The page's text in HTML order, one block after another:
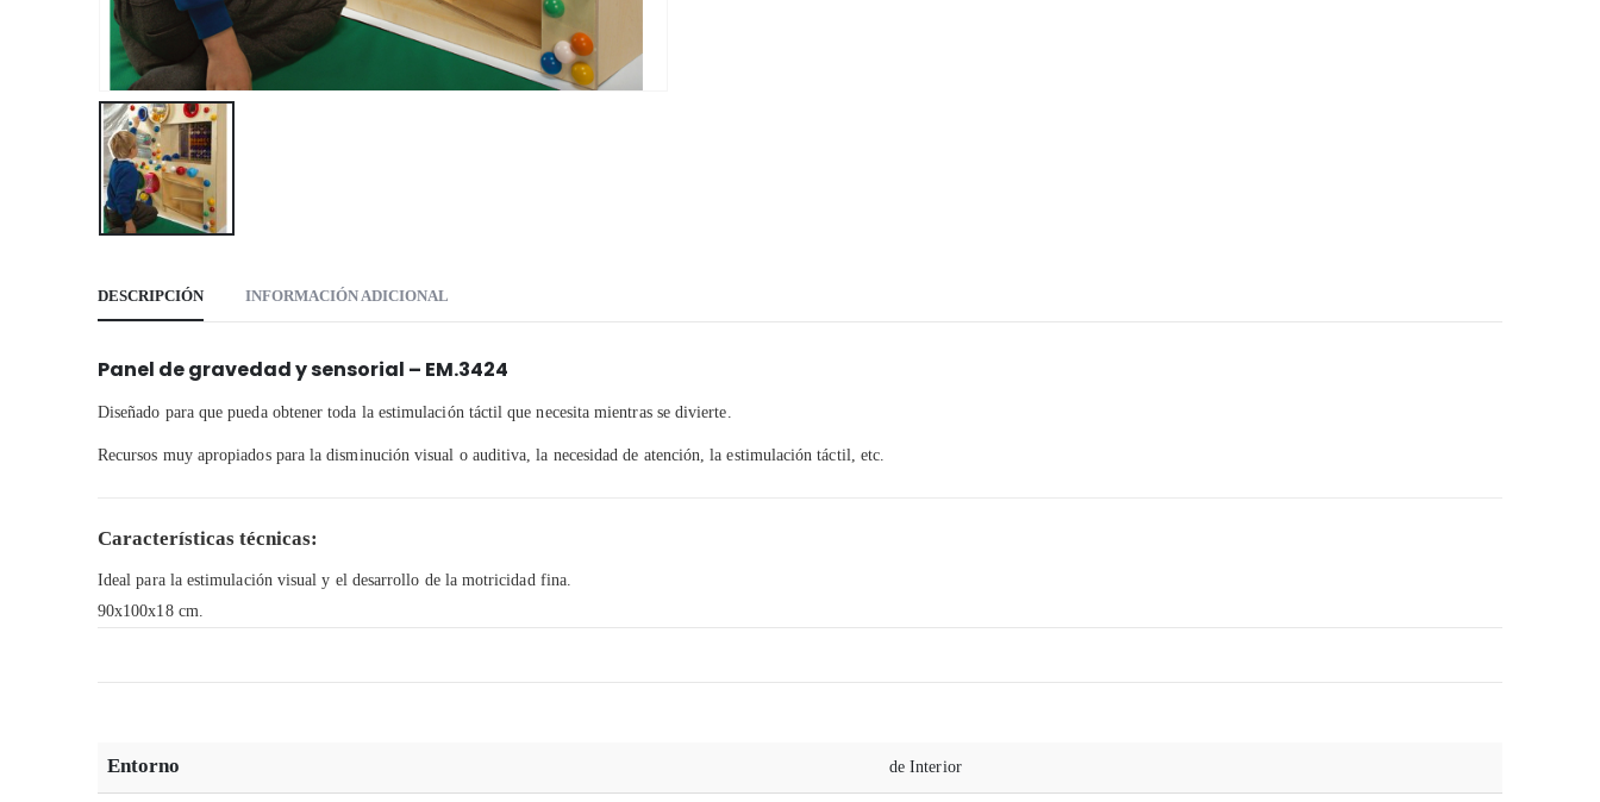
DESCRIPCIÓN INFORMACIÓN ADICIONAL
Panel de gravedad y sensorial – EM.3424
Diseñado para que pueda obtener toda la estimulación táctil que necesita mientras se divierte.
Recursos muy apropiados para la disminución visual o auditiva, la necesidad de atención, la estimulación táctil, etc.
Características técnicas:
Ideal para la estimulación visual y el desarrollo de la motricidad fina.
90x100x18 cm.
Entorno de Interior